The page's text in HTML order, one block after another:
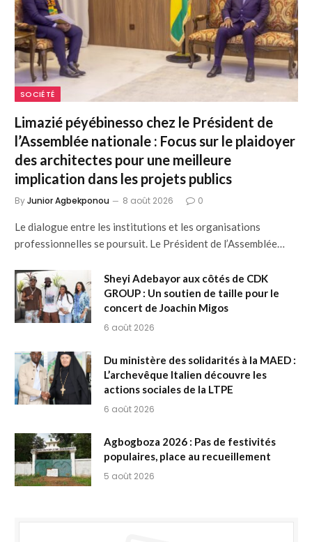
SOCIÉTÉ
Limazié péyébinesso chez le Président de
l’Assemblée nationale : Focus sur le plaidoyer
des architectes pour une meilleure
implication dans les projets publics
ByJunior Agbekponou 8 août 2026 0
Le dialogue entre les institutions et les organisations
professionnelles se poursuit. Le Président de l’Assemblée…
Sheyi Adebayor aux côtés de CDK
GROUP : Un soutien de taille pour le
concert de Joachin Migos
6 août 2026
Du ministère des solidarités à la MAED :
L’archevêque Italien découvre les
actions sociales de la LTPE
6 août 2026
Agbogboza 2026 : Pas de festivités
populaires, place au recueillement
5 août 2026